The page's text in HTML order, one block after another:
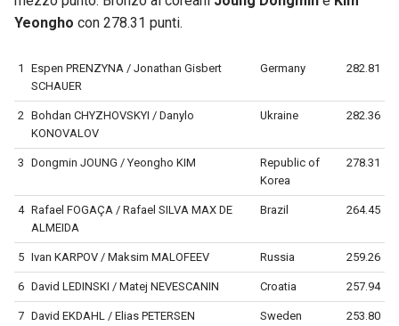
Yeongho con 278.31 punti.
1
Espen PRENZYNA / Jonathan Gisbert
SCHAUER
Germany 282.81
2 Bohdan CHYZHOVSKYI / Danylo
KONOVALOV
Ukraine 282.36
3 Dongmin JOUNG / Yeongho KIM
Republic of
Korea
278.31
4 Rafael FOGAÇA / Rafael SILVA MAX DE
ALMEIDA
Brazil 264.45
5 Ivan KARPOV / Maksim MALOFEEV Russia 259.26
6 David LEDINSKI / Matej NEVESCANIN Croatia 257.94
7 David EKDAHL / Elias PETERSEN Sweden 253.80